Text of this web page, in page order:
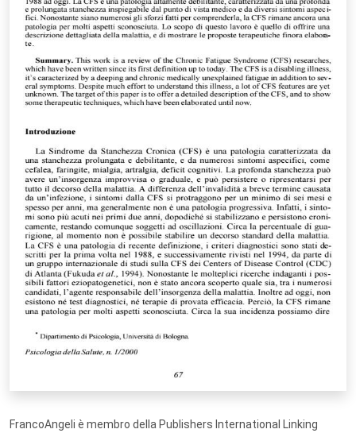
FrancoAngeli è membro della Publishers International Linking